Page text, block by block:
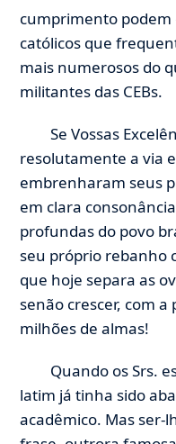
cumprimento podem
católicos que
mais numerosos do
militantes das CEBs.
Se Vossas
resolutamente a via
embrenharam seus
em clara
profundas do povo
seu próprio rebanho
que hoje separa as
senão crescer, com
milhões de almas!
Quando os Srs.
latim já tinha sido
acadêmico. Mas ser-